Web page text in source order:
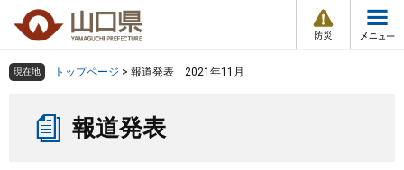
の
ー
メ
組織で探す
Other Languages
現在地 トップページ > 報道発表 2021年11月
報道発表